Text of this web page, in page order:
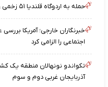
حمله به اردوگاه قلندیا ۵۱ زخمی و بیش از ۷۰ بازداشتی برجا گذاشت
خبرنگاران خارجی؛ آمریکا
اجتماعی را الزامی کرد
تکواندو نونهالان منطقه یک
آذربایجان غربی دوم و سوم